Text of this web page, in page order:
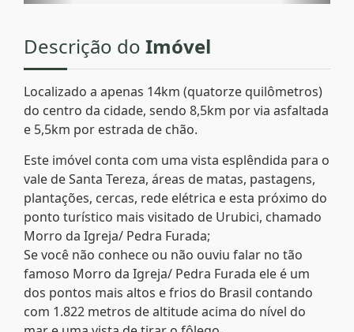
Descrição do Imóvel
Localizado a apenas 14km (quatorze quilômetros)
do centro da cidade, sendo 8,5km por via asfaltada
e 5,5km por estrada de chão.
Este imóvel conta com uma vista esplêndida para o
vale de Santa Tereza, áreas de matas, pastagens,
plantações, cercas, rede elétrica e esta próximo do
ponto turístico mais visitado de Urubici, chamado
Morro da Igreja/ Pedra Furada;
Se você não conhece ou não ouviu falar no tão
famoso Morro da Igreja/ Pedra Furada ele é um
dos pontos mais altos e frios do Brasil contando
com 1.822 metros de altitude acima do nível do